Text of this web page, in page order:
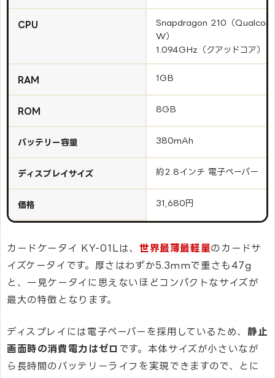
CPU
Snapdragon 210（
W）
1.094GHz（クアッドコア）
RAM 1GB
ROM 8GB
バッテリー容量 380mAh
ディスプレイサイズ 約2.8インチ 電子ペーパー
価格 31,680円
カードケータイ KY-01Lは、 世界最薄最軽量のカードサ
イズケータイです。厚さはわずか5.3mmで重さも47g
と、一見ケータイに思えないほどコンパクトなサイズが
最大の特徴となります。
ディスプレイには電子ペーパーを採用しているため、 静止
画面時の消費電力はゼロ です。本体サイズが小さいなが
ら長時間のバッテリーライフを実現できますので、とに